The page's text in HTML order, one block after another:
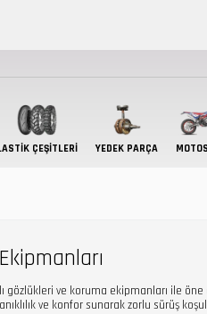
ÇEŞİTLERİ YEDEK PARÇA
ve koruma ekipmanları ile
ve konfor sunarak zorlu sürüş